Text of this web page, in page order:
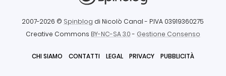
2007-2026 © Spinblog di Nicolò Canal - P.IVA 03919360275
Creative Commons BY-NC-SA 3.0- Gestione Consenso
CHI SIAMO CONTATTI LEGAL PRIVACY PUBBLICITÀ